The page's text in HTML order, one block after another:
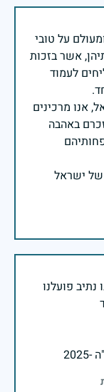
על טובי
אשר בזכות
לעמוד
אנו מרכינים
באהבה
של ישראל
פועלנו